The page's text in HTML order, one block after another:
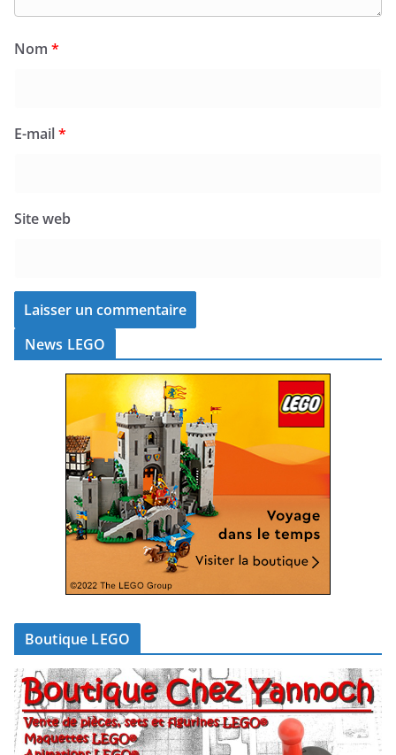
Nom *
E-mail*
Site web
News LEGO
Boutique LEGO